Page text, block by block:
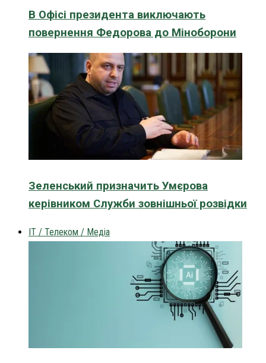
В Офісі президента виключають
повернення Федорова до Міноборони
Зеленський призначить Умєрова
керівником Служби зовнішньої розвідки
IT / Телеком / Медіа